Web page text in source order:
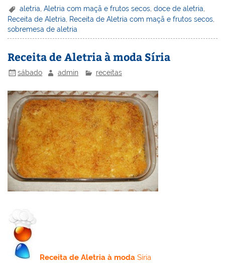
er
e
st
k
e
dI
n
c
e
b
o
o
k
itt
er
ai
l
h
o
o
M
l
t
ar
e
aletria ,Aletria com maçã e frutos secos ,doce de aletria
Receita de Aletria, Receita de Aletria com maçã e frutos secos,
sobremesa de aletria
Receita de Aletria à moda Síria
sábado admin receitas
Receita deAletria à modaSíria